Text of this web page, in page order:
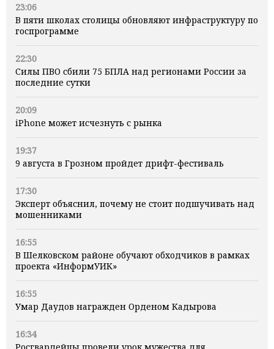
23:06
В пяти школах столицы обновляют инфраструктуру по
госпрограмме
22:30
Силы ПВО сбили 75 БПЛА над регионами России за
последние сутки
20:09
iPhone может исчезнуть с рынка
19:37
9 августа в Грозном пройдет дрифт-фестиваль
17:30
Эксперт объяснил, почему не стоит подшучивать над
мошенниками
16:55
В Шелковском районе обучают обходчиков в рамках
проекта «ИнформУИК»
16:55
Умар Даудов награжден Орденом Кадырова
16:34